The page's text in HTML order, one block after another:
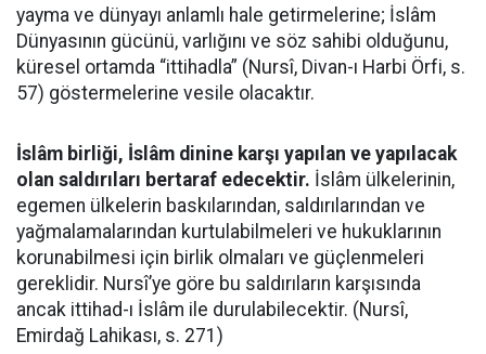
yayma ve dünyayı anlamlı hale getirmelerine; İslâm
Dünyasının gücünü, varlığını ve söz sahibi olduğunu,
küresel ortamda “ittihadla” (Nursî, Divan-ı Harbi Örfi, s.
57) göstermelerine vesile olacaktır.
İslâm birliği, İslâm dinine karşı yapılan ve yapılacak
olan saldırıları bertaraf edecektir. İslâm ülkelerinin,
egemen ülkelerin baskılarından, saldırılarından ve
yağmalamalarından kurtulabilmeleri ve hukuklarının
korunabilmesi için birlik olmaları ve güçlenmeleri
gereklidir. Nursî’ye göre bu saldırıların karşısında
ancak ittihad-ı İslâm ile durulabilecektir. (Nursî,
Emirdağ Lahikası, s. 271)